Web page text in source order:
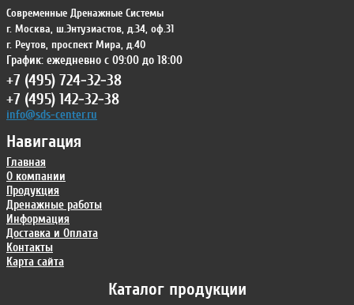
Каталог продукции
Навигация
Главная
О компании
Продукция
Дренажные работы
Информация
Доставка и Оплата
Контакты
Карта сайта
Современные Дренажные Системы
г. Москва, ш.Энтузиастов, д.34, оф.31
г. Реутов, проспект Мира, д.40
График: ежедневно с 09:00 до 18:00
+7 (495) 724-32-38
+7 (495) 142-32-38
info@sds-center.ru